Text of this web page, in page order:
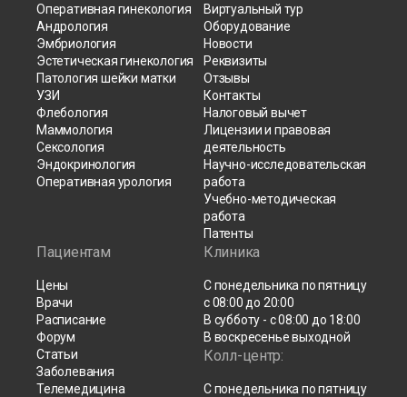
Оперативная гинекология
Андрология
Эмбриология
Эстетическая гинекология
Патология шейки матки
УЗИ
Флебология
Маммология
Сексология
Эндокринология
Оперативная урология
Виртуальный тур
Оборудование
Новости
Реквизиты
Отзывы
Контакты
Налоговый вычет
Лицензии и правовая
деятельность
Научно-исследовательская
работа
Учебно-методическая
работа
Патенты
Пациентам
Цены
Врачи
Расписание
Форум
Статьи
Заболевания
Телемедицина
Клиника
С понедельника по пятницу
с 08:00 до 20:00
В субботу - с 08:00 до 18:00
В воскресенье выходной
Колл-центр:
С понедельника по пятницу